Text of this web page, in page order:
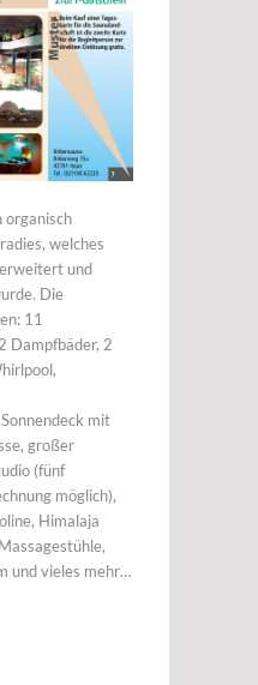
organisch
welches
und
Die
11
Dampfbäder, 2
mit
großer
(fünf
möglich),
Himalaja
und vieles mehr…